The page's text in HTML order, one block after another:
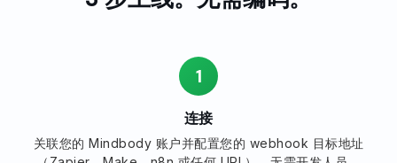
1
连接
关联您的 Mindbody 账户并配置您的 webhook 目标地址